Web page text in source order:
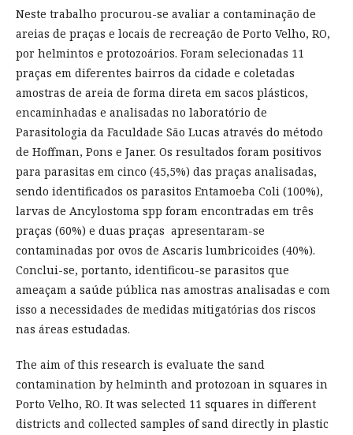
Neste trabalho procurou-se avaliar a contaminação de
areias de praças e locais de recreação de Porto Velho, RO,
por helmintos e protozoários. Foram selecionadas 11
praças em diferentes bairros da cidade e coletadas
amostras de areia de forma direta em sacos plásticos,
encaminhadas e analisadas no laboratório de
Parasitologia da Faculdade São Lucas através do método
de Hoffman, Pons e Janer. Os resultados foram positivos
para parasitas em cinco (45,5%) das praças analisadas,
sendo identificados os parasitos Entamoeba Coli (100%),
larvas de Ancylostoma spp foram encontradas em três
praças (60%) e duas praças apresentaram-se
contaminadas por ovos de Ascaris lumbricoides (40%).
Conclui-se, portanto, identificou-se parasitos que
ameaçam a saúde pública nas amostras analisadas e com
isso a necessidades de medidas mitigatórias dos riscos
nas áreas estudadas.
The aim of this research is evaluate the sand
contamination by helminth and protozoan in squares in
Porto Velho, RO. It was selected 11 squares in different
districts and collected samples of sand directly in plastic